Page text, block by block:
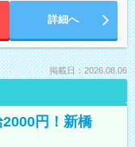
詳細へ
掲載日：2026.08.06
円！新橋